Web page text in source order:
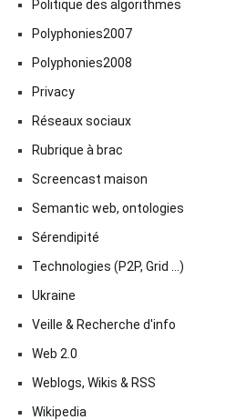
Politique des algorithmes
Polyphonies2007
Polyphonies2008
Privacy
Réseaux sociaux
Rubrique à brac
Screencast maison
Semantic web, ontologies
Sérendipité
Technologies (P2P, Grid …)
Ukraine
Veille & Recherche d'info
Web 2.0
Weblogs, Wikis & RSS
Wikipedia